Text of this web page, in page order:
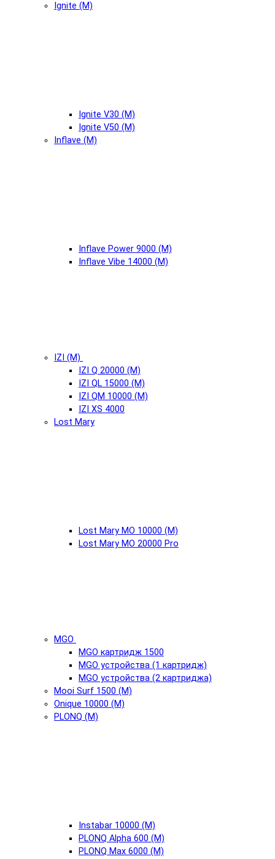
Ignite (М)
Ignite V30 (М)
Ignite V50 (М)
Inflave (М)
Inflave Power 9000 (М)
Inflave Vibe 14000 (М)
IZI (М)
IZI Q 20000 (М)
IZI QL 15000 (М)
IZI QM 10000 (М)
IZI XS 4000
Lost Mary
Lost Mary MO 10000 (М)
Lost Mary MO 20000 Pro
MGO
MGO картридж 1500
MGO устройства (1 картридж)
MGO устройства (2 картриджа)
Mooi Surf 1500 (М)
Onique 10000 (М)
PLONQ (М)
Instabar 10000 (М)
PLONQ Alpha 600 (М)
PLONQ Max 6000 (М)